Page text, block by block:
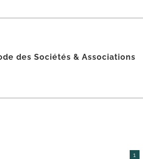
des Sociétés & Associations
1